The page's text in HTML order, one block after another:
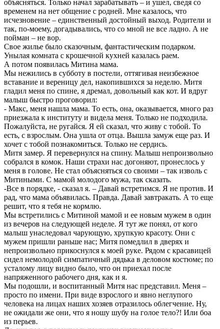
объясняться. Только начал зарабатывать – и ушел, сведя со
временем на нет общение с родней. Мне казалось, что
исчезновение – единственный достойный выход. Родители и
так, по-моему, догадывались, что со мной не все ладно. А не
пойман – не вор.
Свое жилье было сказочным, фантастическим подарком.
Унылая комната с крошечной кухней казалась раем.
А потом появилась Митина мама.
Мы нежились в субботу в постели, оттягивая неизбежное
вставание и вереницу дел, накопившихся за неделю. Митя
гладил меня по спине, я дремал, довольный как кот. И вдруг
малыш быстро проговорил:
- Макс, меня нашла мама. То есть, она, оказывается, много раз
приезжала к институту и видела меня. Только не подходила.
Пожалуйста, не ругайся. Я ей сказал, что живу с тобой. То
есть, с взрослым. Она ушла от отца. Вышла замуж еще раз. И
хочет с тобой познакомиться. Только не сердись.
Митя замер. Я перевернулся на спину. Малыш непроизвольно
собрался в комок. Наши страхи нас догоняют, пронеслось у
меня в голове. Не стал объясняться со своими – так изволь с
Митиными. С мамой молодого мужа, так сказать.
-Все в порядке, - сказал я. – Давай встретимся. Я не против. И
рад, что мама объявилась. Правда. Давай завтракать. А то еще
решит, что я тебя не кормлю.
Мы встретились с Митиной мамой и ее новым мужем в один
из вечеров на следующей неделе. Я тут же понял, от кого
малыш унаследовал чарующую, хрупкую красоту. Они с
мужем пришли раньше нас; Митя помедлил в дверях и
непроизвольно прикоснулся к моей руке. Рядом с красавицей
сидел немолодой симпатичный дядька в деловом костюме; по
усталому лицу видно было, что он приехал после
напряженного рабочего дня, как и я.
Мы подошли, и воспитанный Митя нас представил. Меня –
просто по имени. При виде взрослого и явно неглупого
человека на лицах наших хозяев отразилось облегчение. Ну,
не ожидали же они, что я ношу шубу на голое тело?! Или боа
из перьев.